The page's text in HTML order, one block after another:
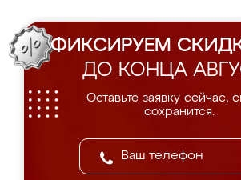
ФИКСИРУЕМ
ДО КОНЦА
Оставьте заявку сейчас,
сохранится.